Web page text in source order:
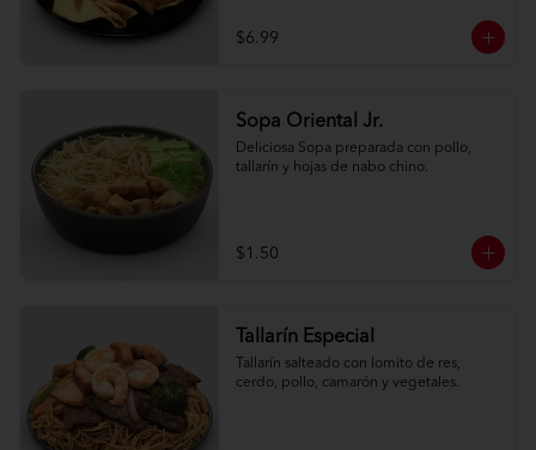
$6.99
Sopa Oriental Jr.
Deliciosa Sopa preparada con pollo,
tallarín y hojas de nabo chino.
$1.50
Tallarín Especial
Tallarín salteado con lomito de res,
cerdo, pollo, camarón y vegetales.